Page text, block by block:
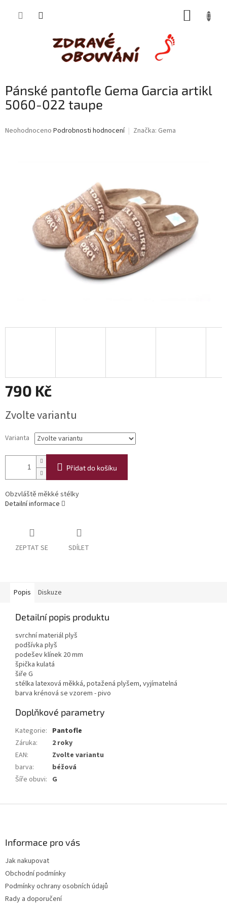
Pánské pantofle Gema Garcia artikl
5060-022 taupe
Průměrné
Neohodnoceno Podrobnosti hodnocení Značka: Gema
790 Kč
cena:
Zvolte variantu
Varianta
Přidat do košíku
Obzvláště měkké stélky
Detailní informace
ZEPTAT SE SDÍLET
Popis Diskuze
Detailní popis produktu
svrchní materiál plyš
podšívka plyš
podešev klínek 20 mm
špička kulatá
šiře G
stélka latexová měkká, potažená plyšem, vyjímatelná
barva krénová se vzorem - pivo
Doplňkové parametry
Kategorie: Pantofle
Záruka:
2 roky
EAN:
Zvolte variantu
barva:
béžová
Šíře obuvi: G
Informace pro vás
Jak nakupovat
Obchodní podmínky
Podmínky ochrany osobních údajů
Rady a doporučení